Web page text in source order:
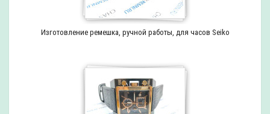
Изготовление ремешка, ручной работы, для часов Seiko